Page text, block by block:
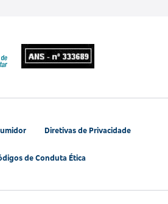
Diretivas de Privacidade
de Conduta Ética